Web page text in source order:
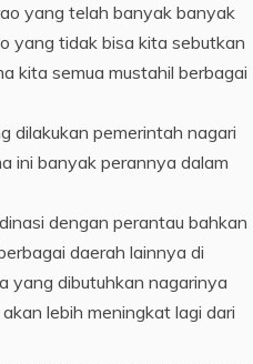
yang telah banyak banyak
yang tidak bisa kita sebutkan
kita semua mustahil berbagai
dilakukan pemerintah nagari
ini banyak perannya dalam
dengan perantau bahkan
daerah lainnya di
yang dibutuhkan nagarinya
lebih meningkat lagi dari